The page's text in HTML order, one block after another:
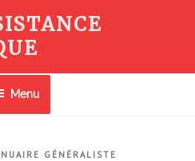
Menu
GÉNÉRALISTE